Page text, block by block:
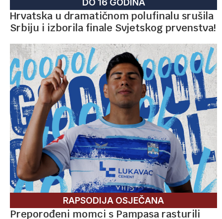
DO 16 GODINA
Hrvatska u dramatičnom polufinalu srušila
Srbiju i izborila finale Svjetskog prvenstva!
RAPSODIJA OSJEČANA
Preporođeni momci s Pampasa rasturili